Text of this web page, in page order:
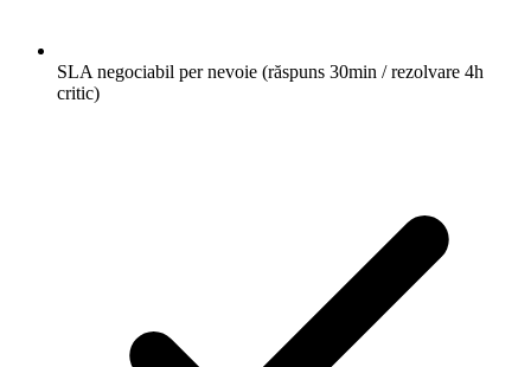
SLA negociabil per nevoie (răspuns 30min / rezolvare 4h
critic)